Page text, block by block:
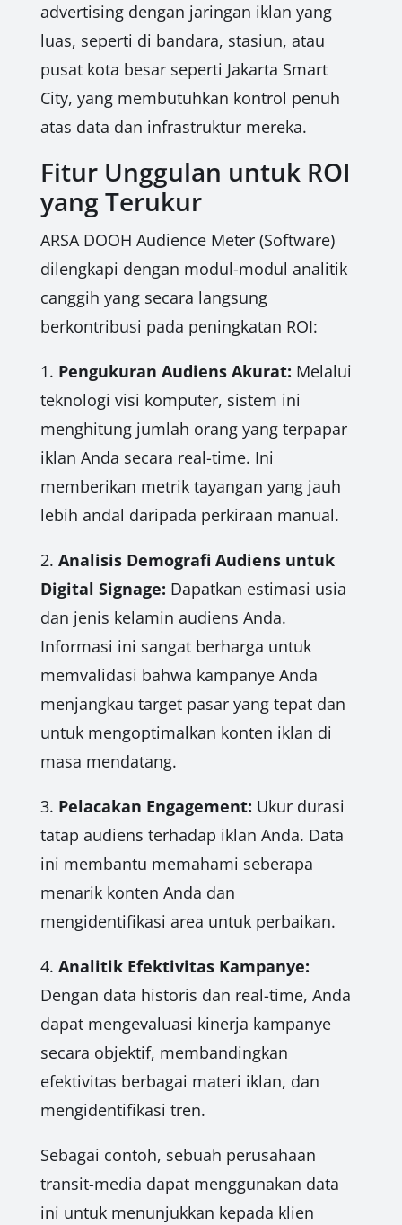
advertising dengan jaringan iklan yang
luas, seperti di bandara, stasiun, atau
pusat kota besar seperti Jakarta Smart
City, yang membutuhkan kontrol penuh
atas data dan infrastruktur mereka.
Fitur Unggulan untuk ROI
yang Terukur
ARSA DOOH Audience Meter (Software)
dilengkapi dengan modul-modul analitik
canggih yang secara langsung
berkontribusi pada peningkatan ROI:
1. Pengukuran Audiens Akurat: Melalui
teknologi visi komputer, sistem ini
menghitung jumlah orang yang terpapar
iklan Anda secara real-time. Ini
memberikan metrik tayangan yang jauh
lebih andal daripada perkiraan manual.
2. Analisis Demografi Audiens untuk
Digital Signage: Dapatkan estimasi usia
dan jenis kelamin audiens Anda.
Informasi ini sangat berharga untuk
memvalidasi bahwa kampanye Anda
menjangkau target pasar yang tepat dan
untuk mengoptimalkan konten iklan di
masa mendatang.
3. Pelacakan Engagement: Ukur durasi
tatap audiens terhadap iklan Anda. Data
ini membantu memahami seberapa
menarik konten Anda dan
mengidentifikasi area untuk perbaikan.
4. Analitik Efektivitas Kampanye:
Dengan data historis dan real-time, Anda
dapat mengevaluasi kinerja kampanye
secara objektif, membandingkan
efektivitas berbagai materi iklan, dan
mengidentifikasi tren.
Sebagai contoh, sebuah perusahaan
transit-media dapat menggunakan data
ini untuk menunjukkan kepada klien